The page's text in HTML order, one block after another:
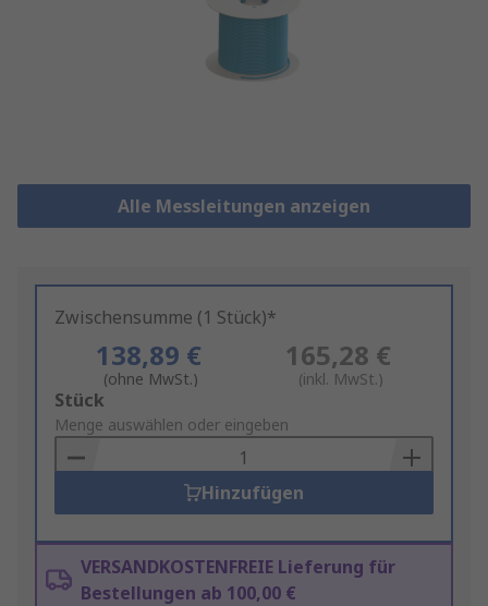
Alle Messleitungen anzeigen
Zwischensumme (1 Stück)*
138,89 €
(ohne MwSt.)
165,28 €
(inkl. MwSt.)
Add
to
Basket
Stück
Menge auswählen oder eingeben
Hinzufügen
VERSANDKOSTENFREIE Lieferung für
Bestellungen ab 100,00 €